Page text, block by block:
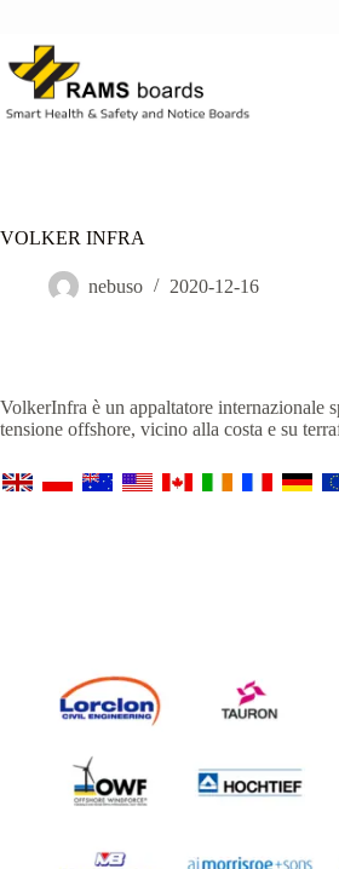
contenuto
VOLKER INFRA
nebuso 2020-12-16
VolkerInfra è un appaltatore internazionale
tensione offshore, vicino alla costa e su